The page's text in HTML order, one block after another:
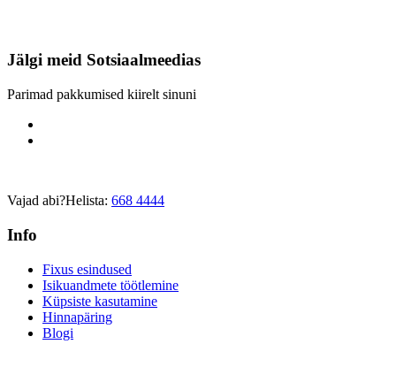
Jälgi meid Sotsiaalmeedias
Parimad pakkumised kiirelt sinuni
Vajad abi?Helista: 668 4444
Info
Fixus esindused
Isikuandmete töötlemine
Küpsiste kasutamine
Hinnapäring
Blogi